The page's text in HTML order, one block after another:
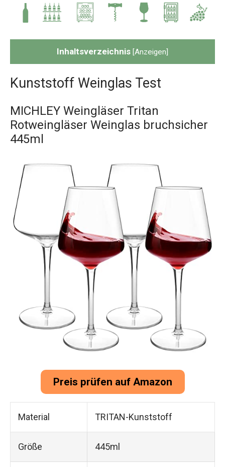
Inhaltsverzeichnis [Anzeigen]
Kunststoff Weinglas Test
MICHLEY Weingläser Tritan
Rotweingläser Weinglas bruchsicher
445ml
Preis prüfen auf Amazon
Material TRITAN-Kunststoff
Größe 445ml